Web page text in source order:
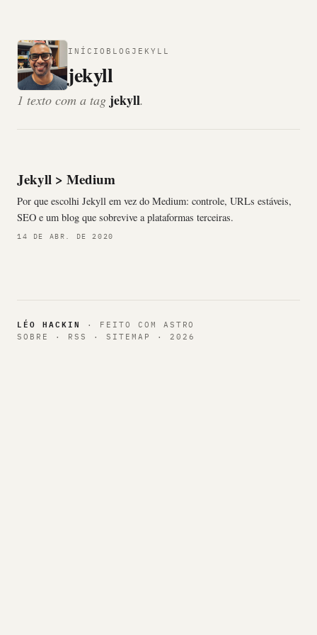
INÍCIO BLOG JEKYLL
jekyll
1 texto com a tag jekyll.
Jekyll > Medium
Por que escolhi Jekyll em vez do Medium: controle, URLs estáveis,
SEO e um blog que sobrevive a plataformas terceiras.
14 DE ABR. DE 2020
LÉO HACKIN · FEITO COM ASTRO
SOBRE
· RSS · SITEMAP · 2026